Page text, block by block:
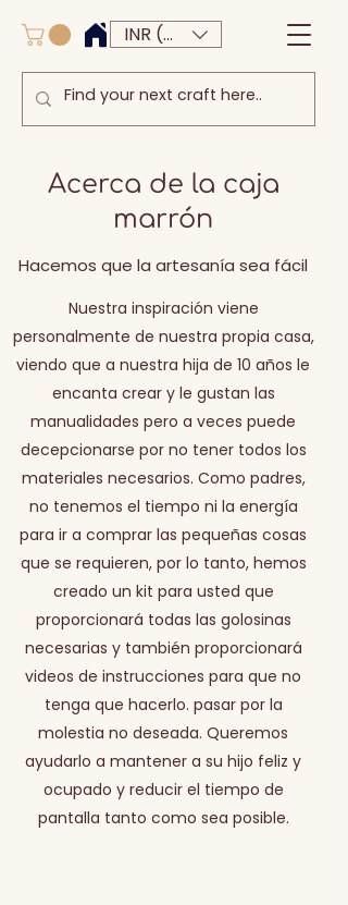
INR (₹)
Acerca de la caja
marrón
Hacemos que la artesanía sea fácil
Nuestra inspiración viene
personalmente de nuestra propia casa,
viendo que a nuestra hija de 10 años le
encanta crear y le gustan las
manualidades pero a veces puede
decepcionarse por no tener todos los
materiales necesarios. Como padres,
no tenemos el tiempo ni la energía
para ir a comprar las pequeñas cosas
que se requieren, por lo tanto, hemos
creado un kit para usted que
proporcionará todas las golosinas
necesarias y también proporcionará
videos de instrucciones para que no
tenga que hacerlo. pasar por la
molestia no deseada. Queremos
ayudarlo a mantener a su hijo feliz y
ocupado y reducir el tiempo de
pantalla tanto como sea posible.